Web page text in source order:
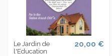
Le Jardin de
l'Education
20,00 €